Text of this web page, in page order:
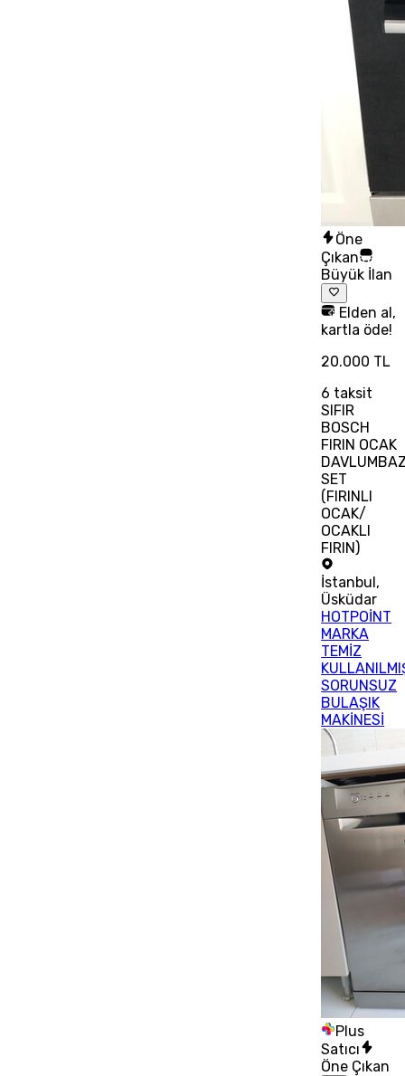
Öne
Çıkan
Büyük İlan
Elden al,
kartla öde!
20.000 TL
6 taksit
SIFIR
BOSCH
FIRIN OCAK
SET
(FIRINLI
OCAK/
OCAKLI
FIRIN)
İstanbul,
Üsküdar
HOTPOİNT
MARKA
TEMİZ
SORUNSUZ
BULAŞIK
MAKİNESİ
Plus
Satıcı
Öne Çıkan